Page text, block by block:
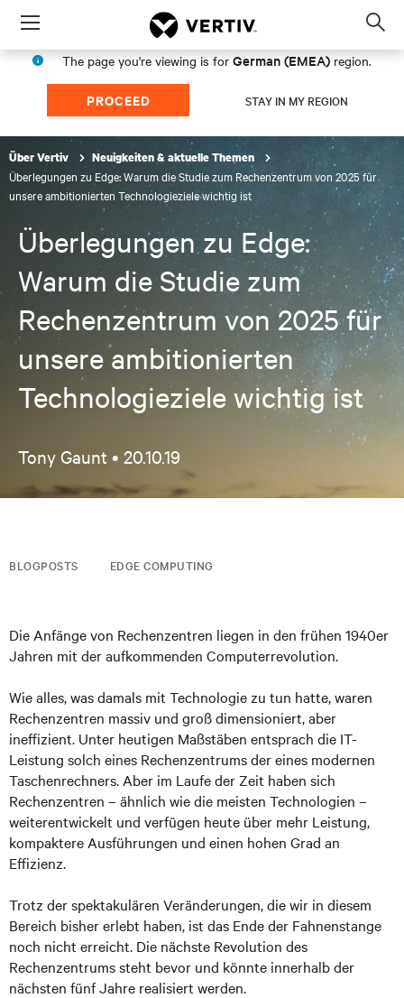
Menu
The page you're viewing is for German (EMEA) region.
PROCEED STAY IN MY REGION
Über Vertiv Neuigkeiten & aktuelle Themen
Überlegungen zu Edge: Warum die Studie zum Rechenzentrum von 2025 für
unsere ambitionierten Technologieziele wichtig ist
Überlegungen zu Edge:
Warum die Studie zum
Rechenzentrum von 2025 für
unsere ambitionierten
Technologieziele wichtig ist
Tony Gaunt • 20.10.19
BLOGPOSTS EDGE COMPUTING
Die Anfänge von Rechenzentren liegen in den frühen 1940er
Jahren mit der aufkommenden Computerrevolution.
Wie alles, was damals mit Technologie zu tun hatte, waren
Rechenzentren massiv und groß dimensioniert, aber
ineffizient. Unter heutigen Maßstäben entsprach die IT-
Leistung solch eines Rechenzentrums der eines modernen
Taschenrechners. Aber im Laufe der Zeit haben sich
Rechenzentren – ähnlich wie die meisten Technologien –
weiterentwickelt und verfügen heute über mehr Leistung,
kompaktere Ausführungen und einen hohen Grad an
Effizienz.
Trotz der spektakulären Veränderungen, die wir in diesem
Bereich bisher erlebt haben, ist das Ende der Fahnenstange
noch nicht erreicht. Die nächste Revolution des
Rechenzentrums steht bevor und könnte innerhalb der
nächsten fünf Jahre realisiert werden.